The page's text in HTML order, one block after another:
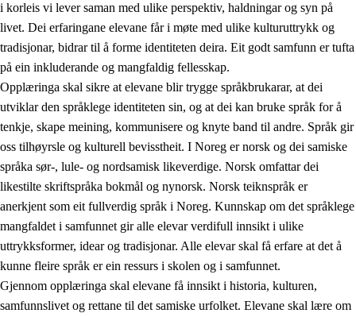
i korleis vi lever saman med ulike perspektiv, haldningar og syn på
livet. Dei erfaringane elevane får i møte med ulike kulturuttrykk og
tradisjonar, bidrar til å forme identiteten deira. Eit godt samfunn er tufta
på ein inkluderande og mangfaldig fellesskap.
Opplæringa skal sikre at elevane blir trygge språkbrukarar, at dei
utviklar den språklege identiteten sin, og at dei kan bruke språk for å
tenkje, skape meining, kommunisere og knyte band til andre. Språk gir
oss tilhøyrsle og kulturell bevisstheit. I Noreg er norsk og dei samiske
språka sør-, lule- og nordsamisk likeverdige. Norsk omfattar dei
likestilte skriftspråka bokmål og nynorsk. Norsk teiknspråk er
anerkjent som eit fullverdig språk i Noreg. Kunnskap om det språklege
mangfaldet i samfunnet gir alle elevar verdifull innsikt i ulike
uttrykksformer, idear og tradisjonar. Alle elevar skal få erfare at det å
kunne fleire språk er ein ressurs i skolen og i samfunnet.
Gjennom opplæringa skal elevane få innsikt i historia, kulturen,
samfunnslivet og rettane til det samiske urfolket. Elevane skal lære om